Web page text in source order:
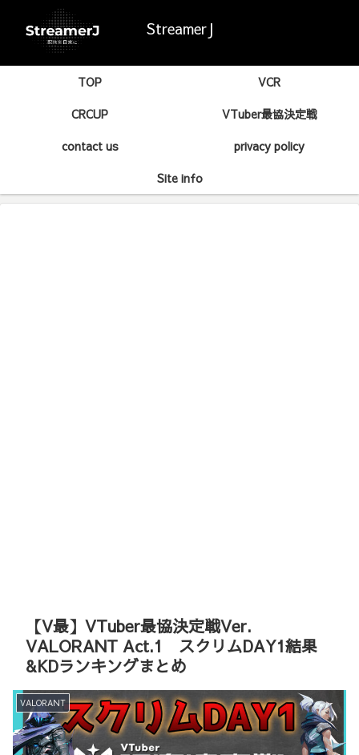
StreamerJ
TOP
VCR
CRCUP
VTuber最協決定戦
contact us
privacy policy
Site info
【V最】VTuber最協決定戦Ver.
VALORANT Act.1 スクリムDAY1結果
&KDランキングまとめ
VALORANT